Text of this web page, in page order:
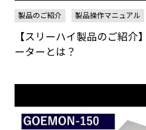
製品のご紹介 製品操作マニュアル
【スリーハイ製品のご紹介
ーターとは？